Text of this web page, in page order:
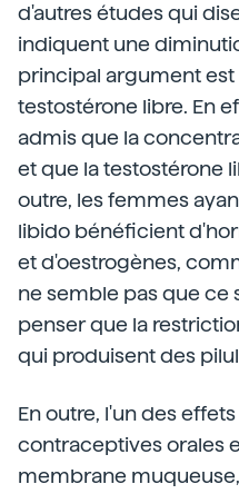
d'autres études qui
indiquent une
principal argument est
testostérone libre. En
admis que la
et que la testostérone
outre, les femmes
libido bénéficient
et d'oestrogènes,
ne semble pas que ce
penser que la
qui produisent des
En outre, l'un des
contraceptives orales
membrane